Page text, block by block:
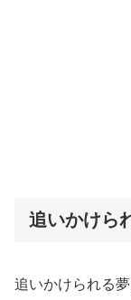
追いかけら
追いかけられる